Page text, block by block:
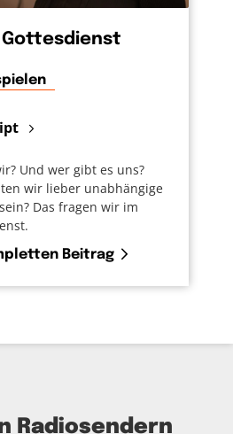
Gottesdienst
Und wer gibt es uns?
wir lieber unabhängige
Das fragen wir im
Beitrag
Radiosendern